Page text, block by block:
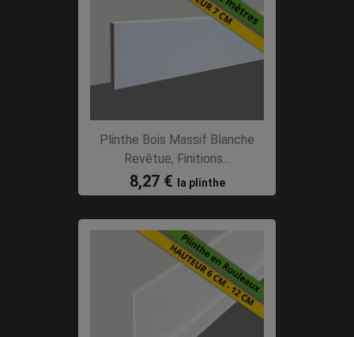
Plinthe Bois Massif Blanche
Revêtue, Finitions...
8,27 € la plinthe